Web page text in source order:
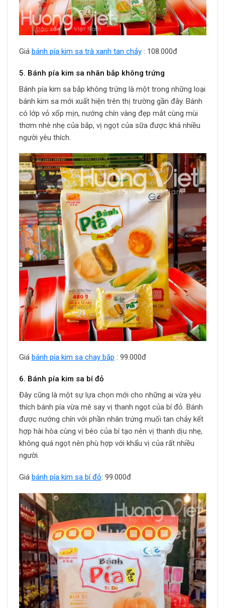
Giá bánh pía kim sa trà xanh tan chảy: 108.000đ
5. Bánh pía kim sa nhân bắp không trứng
Bánh pía kim sa bắp không trứng là một trong những loại
bánh kim sa mới xuất hiện trên thị trường gần đây. Bánh
có lớp vỏ xốp mịn, nướng chín vàng đẹp mắt cùng mùi
thơm nhè nhẹ của bắp, vị ngọt của sữa được khá nhiều
người yêu thích.
Giá bánh pía kim sa chay bắp : 99.000đ
6. Bánh pía kim sa bí đỏ
Đây cũng là một sự lựa chọn mới cho những ai vừa yêu
thích bánh pía vừa mê say vị thanh ngọt của bí đỏ. Bánh
được nướng chín với phần nhân trứng muối tan chảy kết
hợp hài hòa cùng vị béo của bí tạo nên vị thanh dịu nhẹ,
không quá ngọt nên phù hợp với khẩu vị của rất nhiều
người.
Giá bánh pía kim sa bí đỏ: 99.000đ